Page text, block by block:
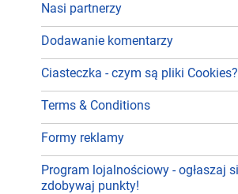
Nasi partnerzy
Dodawanie komentarzy
Ciasteczka - czym są pliki Cookies?
Terms & Conditions
Formy reklamy
Program lojalnościowy - ogłaszaj
zdobywaj punkty!